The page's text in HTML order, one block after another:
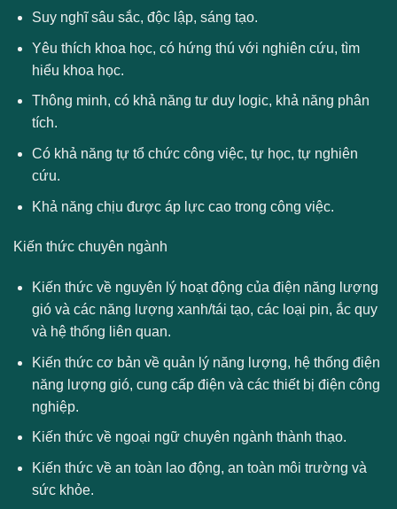
Suy nghĩ sâu sắc, độc lập, sáng tạo.
Yêu thích khoa học, có hứng thú với nghiên cứu, tìm
hiểu khoa học.
Thông minh, có khả năng tư duy logic, khả năng phân
tích.
Có khả năng tự tổ chức công việc, tự học, tự nghiên
cứu.
Khả năng chịu được áp lực cao trong công việc.
Kiến thức chuyên ngành
Kiến thức về nguyên lý hoạt động của điện năng lượng
gió và các năng lượng xanh/tái tạo, các loại pin, ắc quy
và hệ thống liên quan.
Kiến thức cơ bản về quản lý năng lượng, hệ thống điện
năng lượng gió, cung cấp điện và các thiết bị điện công
nghiệp.
Kiến thức về ngoại ngữ chuyên ngành thành thạo.
Kiến thức về an toàn lao động, an toàn môi trường và
sức khỏe.